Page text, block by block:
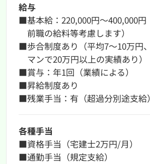
給与
■基本給：220,000円〜400,000円
前職の給料等考慮します）
■歩合制度あり（平均7〜10万円
マンで20万円以上の実績あり）
■賞与：年1回（業績による）
■昇給制度あり
■残業手当：有（超過分別途支給）
各種手当
■資格手当（宅建士2万円/月）
■通勤手当（規定支給）